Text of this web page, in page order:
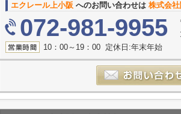
エクレール上小阪 へのお問い合わせは 株式会
072-981-9955
10：00～19：00 定休日:年末年始